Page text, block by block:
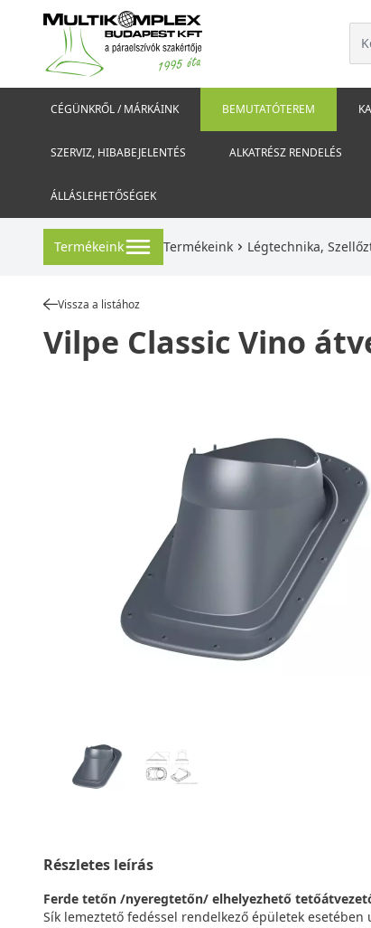
CÉGÜNKRŐL / MÁRKÁINK BEMUTATÓTEREM
SZERVIZ, HIBABEJELENTÉS ALKATRÉSZ RENDELÉS
ÁLLÁSLEHETŐSÉGEK
Termékeink Termékeink Légtechnika,
Vissza a listához
Vilpe Classic Vino
Részletes leírás
Ferde tetőn /nyeregtetőn/ elhelyezhető
Sík lemeztető fedéssel rendelkező épületek